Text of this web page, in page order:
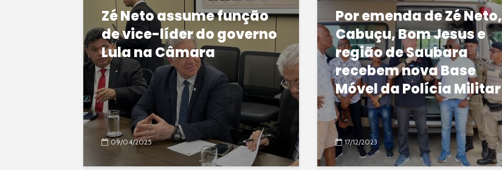
Zé Neto assume função
de vice-líder do governo
Lula na Câmara
09/04/2025
Por emenda de Zé Neto,
Cabuçu, Bom Jesus e
região de Saubara
recebem nova Base
Móvel da Polícia Militar
17/12/2023